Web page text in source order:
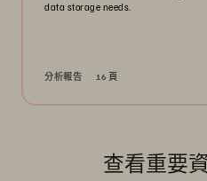
data storage needs.
分析報告 16 頁
查看重要